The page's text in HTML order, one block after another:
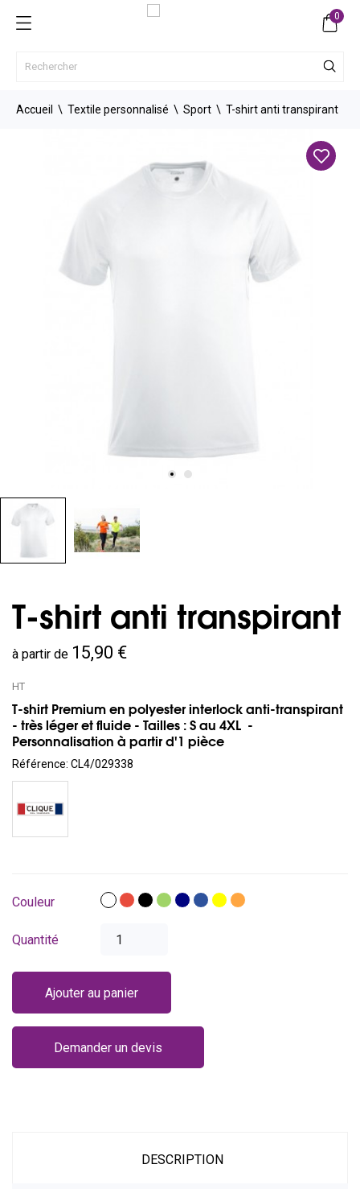
0
Accueil Textile personnalisé Sport T-shirt anti transpirant
T-shirt anti transpirant
à partir de 15,90 €
HT
T-shirt Premium en polyester interlock anti-transpirant
- très léger et fluide - Tailles : S au 4XL -
Personnalisation à partir d'1 pièce
Référence: CL4/029338
Couleur BlancRouge
NoirVertBleuBleuJauneOrange
Quantité
Ajouter au panier
Demander un devis
DESCRIPTION